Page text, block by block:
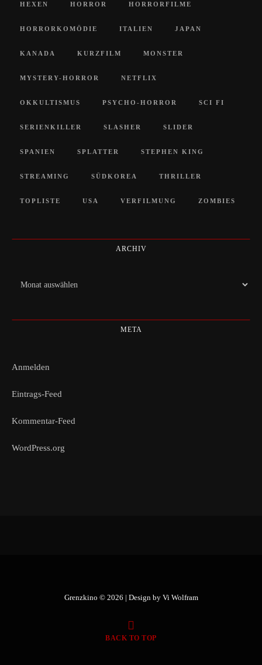
HEXEN HORROR HORRORFILME
HORRORKOMÖDIE ITALIEN JAPAN
KANADA KURZFILM MONSTER
MYSTERY-HORROR NETFLIX
OKKULTISMUS PSYCHO-HORROR SCI FI
SERIENKILLER SLASHER SLIDER
SPANIEN SPLATTER STEPHEN KING
STREAMING SÜDKOREA THRILLER
TOPLISTE USA VERFILMUNG ZOMBIES
ARCHIV
Archiv
META
Anmelden
Eintrags-Feed
Kommentar-Feed
WordPress.org
Grenzkino © 2026 | Design by Vi Wolfram
BACK TO TOP